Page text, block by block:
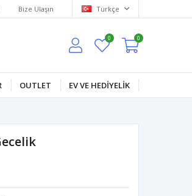
Bize Ulaşın Türkçe
0 0
OUTLET EV VE HEDİYELİK